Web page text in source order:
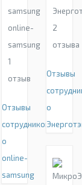
online-
samsung
1
отзыв
Отзывы
сотрудников
о
online-
samsung
2
отзыва
Отзывы
о